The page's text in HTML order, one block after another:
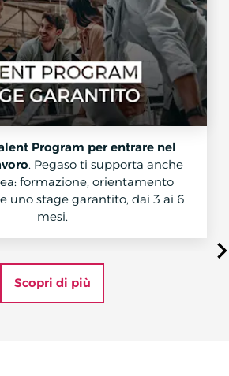
Program per entrare nel
. Pegaso ti supporta anche
formazione, orientamento
uno stage garantito, dai 3 ai 6
mesi.
Scopri di più